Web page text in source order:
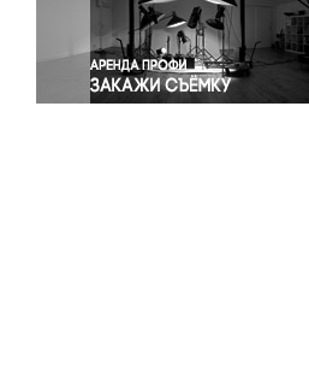
Экология
Экономика и бизнес